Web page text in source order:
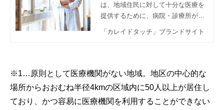
は、地域住民に対して十分な医療を
提供するために、病院・診療所が行
な医療体制を構築することが求めら
るためのポイントについて解説しま
「カレイドタッチ」ブランドサイト
※1…原則として医療機関がない地域。地区の中心的な
場所からおおむね半径4kmの区域内に50人以上が居住し
ており、かつ容易に医療機関を利用することができない